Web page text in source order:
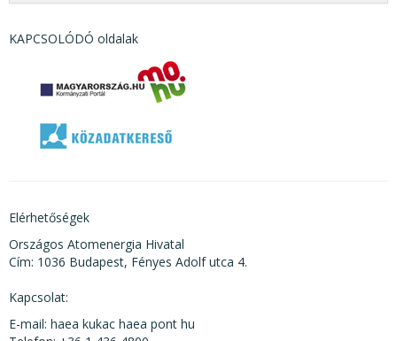
KAPCSOLÓDÓ oldalak
Elérhetőségek
Országos Atomenergia Hivatal
Cím: 1036 Budapest, Fényes Adolf utca 4.
Kapcsolat:
E-mail: haea kukac haea pont hu